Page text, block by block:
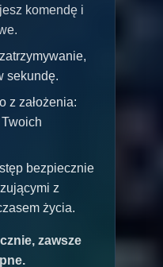
komendę i
sekundę.
z założenia:
bezpiecznie
z
życia.
zawsze